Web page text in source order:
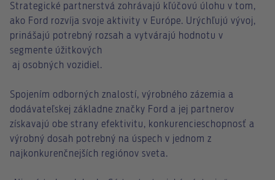
Strategické partnerstvá zohrávajú kľúčovú úlohu v tom,
ako Ford rozvíja svoje aktivity v Európe. Urýchľujú vývoj,
prinášajú potrebný rozsah a vytvárajú hodnotu v
segmente úžitkových
aj osobných vozidiel.
Spojením odborných znalostí, výrobného zázemia a
dodávateľskej základne značky Ford a jej partnerov
získavajú obe strany efektivitu, konkurencieschopnosť a
výrobný dosah potrebný na úspech v jednom z
najkonkurenčnejších regiónov sveta.